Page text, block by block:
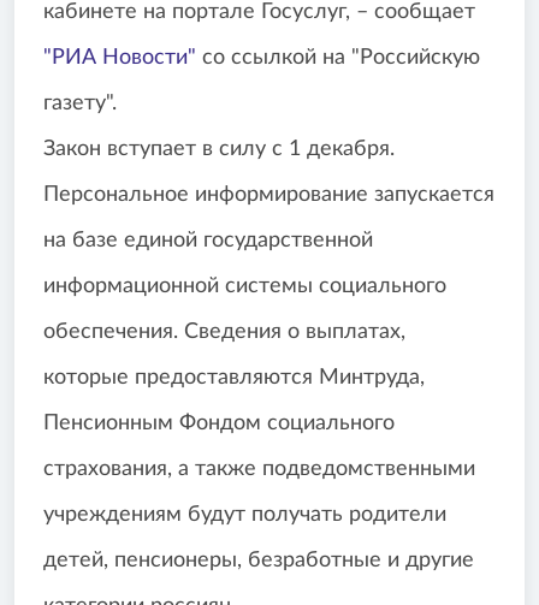
кабинете на портале Госуслуг, – сообщает
"РИА Новости" со ссылкой на "Российскую
газету".
Закон вступает в силу с 1 декабря.
Персональное информирование запускается
на базе единой государственной
информационной системы социального
обеспечения. Сведения о выплатах,
которые предоставляются Минтруда,
Пенсионным Фондом социального
страхования, а также подведомственными
учреждениям будут получать родители
детей, пенсионеры, безработные и другие